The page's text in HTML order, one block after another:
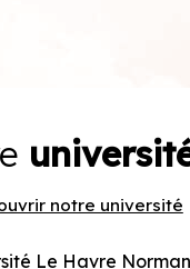
notre université
Le Havre